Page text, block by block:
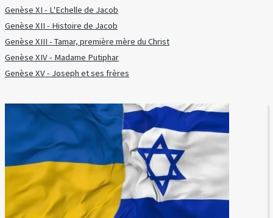
Genèse XI - L'Echelle de Jacob
Genèse XII - Histoire de Jacob
Genèse XIII - Tamar, première mère du Christ
Genèse XIV - Madame Putiphar
Genèse XV - Joseph et ses frères